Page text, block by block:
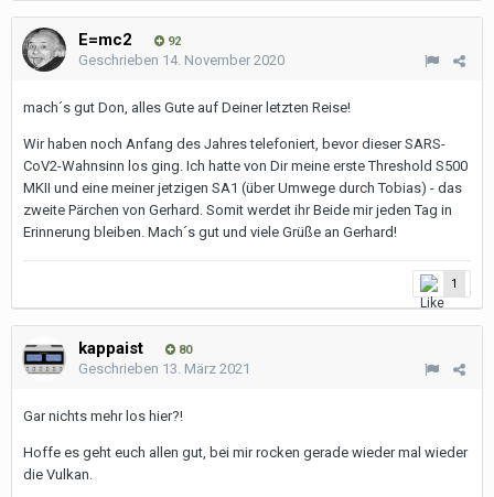
E=mc2 92
Geschrieben 14. November 2020
mach´s gut Don, alles Gute auf Deiner letzten Reise!
Wir haben noch Anfang des Jahres telefoniert, bevor dieser SARS-
CoV2-Wahnsinn los ging. Ich hatte von Dir meine erste Threshold S500
MKII und eine meiner jetzigen SA1 (über Umwege durch Tobias) - das
zweite Pärchen von Gerhard. Somit werdet ihr Beide mir jeden Tag in
Erinnerung bleiben. Mach´s gut und viele Grüße an Gerhard!
1
kappaist 80
Geschrieben 13. März 2021
Gar nichts mehr los hier?!
Hoffe es geht euch allen gut, bei mir rocken gerade wieder mal wieder
die Vulkan.